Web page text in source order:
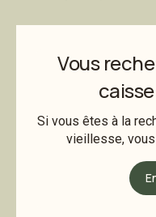
Vous
Si vous êtes à la
vieillesse,